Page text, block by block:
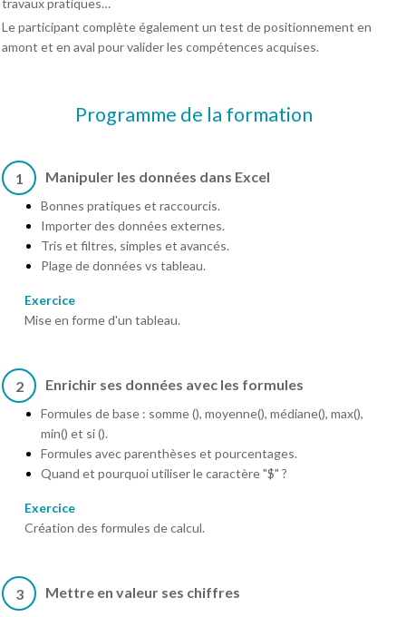
travaux pratiques…
Le participant complète également un test de positionnement en
amont et en aval pour valider les compétences acquises.
Programme de la formation
1 Manipuler les données dans Excel
Bonnes pratiques et raccourcis.
Importer des données externes.
Tris et filtres, simples et avancés.
Plage de données vs tableau.
Exercice
Mise en forme d'un tableau.
2 Enrichir ses données avec les formules
Formules de base : somme (), moyenne(), médiane(), max(),
min() et si ().
Formules avec parenthèses et pourcentages.
Quand et pourquoi utiliser le caractère "$" ?
Exercice
Création des formules de calcul.
3 Mettre en valeur ses chiffres